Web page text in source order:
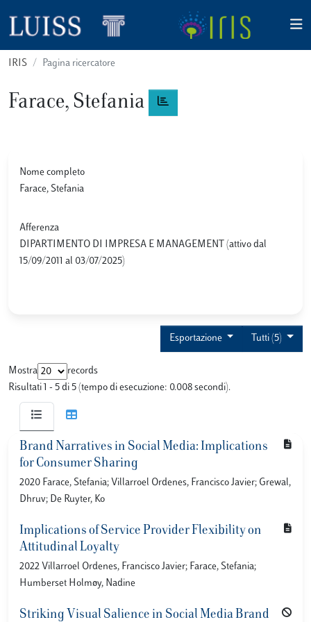
IRIS Pagina ricercatore
Farace, Stefania
Nome completo
Farace, Stefania
Afferenza
DIPARTIMENTO DI IMPRESA E MANAGEMENT (attivo dal
15/09/2011 al 03/07/2025)
Tutti (5)
Esportazione
Mostra
records
Risultati 1 - 5 di 5 (tempo di esecuzione: 0.008 secondi).
Brand Narratives in Social Media: Implications
for Consumer Sharing
2020 Farace, Stefania; Villarroel Ordenes, Francisco Javier; Grewal,
Dhruv; De Ruyter, Ko
Implications of Service Provider Flexibility on
Attitudinal Loyalty
2022 Villarroel Ordenes, Francisco Javier; Farace, Stefania;
Humberset Holmøy, Nadine
Striking Visual Salience in Social Media Brand